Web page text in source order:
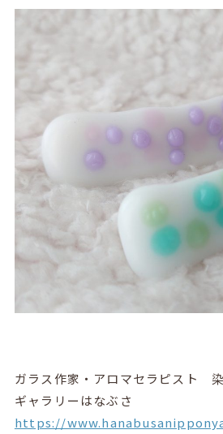
ガラス作家・アロマセラピスト
ギャラリーはなぶさ
https://